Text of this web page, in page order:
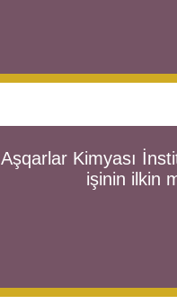
Aşqarlar Kimyası
işinin ilkin